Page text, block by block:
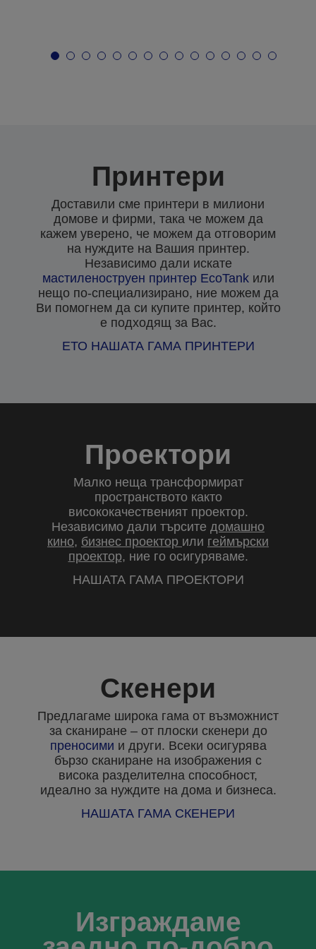
Принтери
Доставили сме принтери в милиони
домове и фирми, така че можем да
кажем уверено, че можем да отговорим
на нуждите на Вашия принтер.
Независимо дали искате
мастиленоструен принтер EcoTankили
нещо по-специализирано, ние можем да
Ви помогнем да си купите принтер, който
е подходящ за Вас.
ЕТО НАШАТА ГАМА ПРИНТЕРИ
Проектори
Малко неща трансформират
пространството както
висококачественият проектор.
Независимо дали търсите домашно
кино, бизнес проектор или геймърски
проектор, ние го осигуряваме.
НАШАТА ГАМА ПРОЕКТОРИ
Скенери
Предлагаме широка гама от възможнист
за сканиране – от плоски скенери до
преносими и други. Всеки осигурява
бързо сканиране на изображения с
висока разделителна способност,
идеално за нуждите на дома и бизнеса.
НАШАТА ГАМА СКЕНЕРИ
Изграждаме